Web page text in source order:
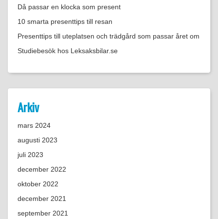
Då passar en klocka som present
10 smarta presenttips till resan
Presenttips till uteplatsen och trädgård som passar året om
Studiebesök hos Leksaksbilar.se
Arkiv
mars 2024
augusti 2023
juli 2023
december 2022
oktober 2022
december 2021
september 2021